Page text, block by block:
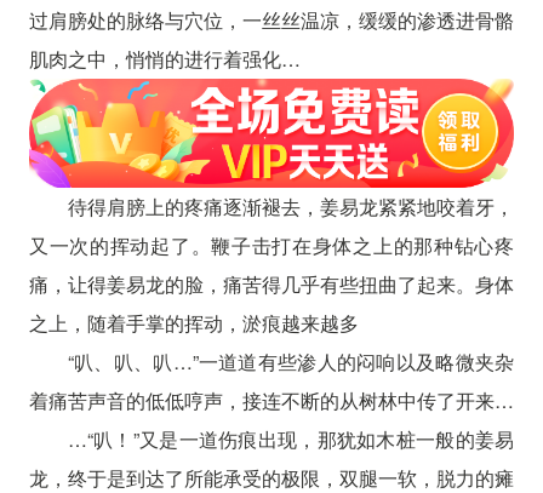
过肩膀处的脉络与穴位，一丝丝温凉，缓缓的渗透进骨骼
肌肉之中，悄悄的进行着强化…
待得肩膀上的疼痛逐渐褪去，姜易龙紧紧地咬着牙，
又一次的挥动起了。鞭子击打在身体之上的那种钻心疼
痛，让得姜易龙的脸，痛苦得几乎有些扭曲了起来。身体
之上，随着手掌的挥动，淤痕越来越多
“叭、叭、叭…”一道道有些渗人的闷响以及略微夹杂
着痛苦声音的低低哼声，接连不断的从树林中传了开来…
…“叭！”又是一道伤痕出现，那犹如木桩一般的姜易
龙，终于是到达了所能承受的极限，双腿一软，脱力的瘫